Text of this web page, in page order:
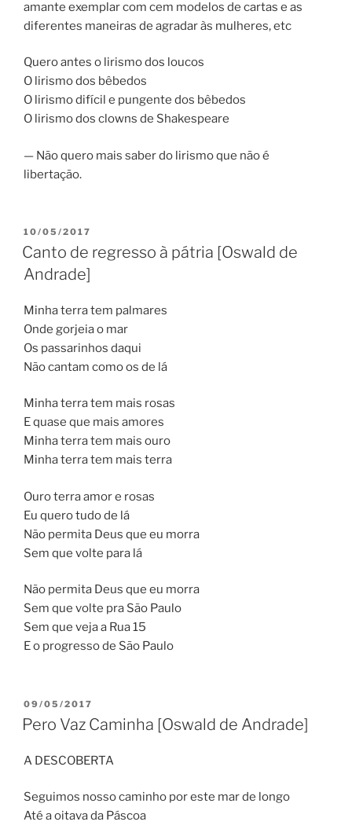
amante exemplar com cem modelos de cartas e as
diferentes maneiras de agradar às mulheres, etc
Quero antes o lirismo dos loucos
O lirismo dos bêbedos
O lirismo difícil e pungente dos bêbedos
O lirismo dos clowns de Shakespeare
— Não quero mais saber do lirismo que não é
libertação.
PUBLICADO
EM
10/05/2017
Canto de regresso à pátria [Oswald de
Andrade]
Minha terra tem palmares
Onde gorjeia o mar
Os passarinhos daqui
Não cantam como os de lá
Minha terra tem mais rosas
E quase que mais amores
Minha terra tem mais ouro
Minha terra tem mais terra
Ouro terra amor e rosas
Eu quero tudo de lá
Não permita Deus que eu morra
Sem que volte para lá
Não permita Deus que eu morra
Sem que volte pra São Paulo
Sem que veja a Rua 15
E o progresso de São Paulo
PUBLICADO
EM
09/05/2017
Pero Vaz Caminha [Oswald de Andrade]
A DESCOBERTA
Seguimos nosso caminho por este mar de longo
Até a oitava da Páscoa